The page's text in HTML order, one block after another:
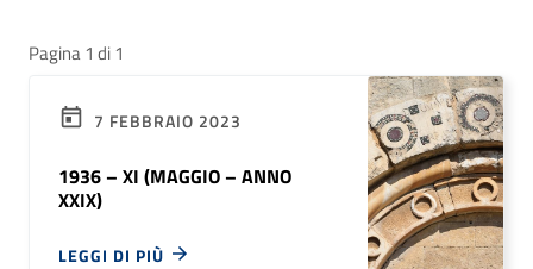
Pagina 1 di 1
7 FEBBRAIO 2023
1936 – XI (MAGGIO – ANNO
XXIX)
LEGGI DI PIÙ